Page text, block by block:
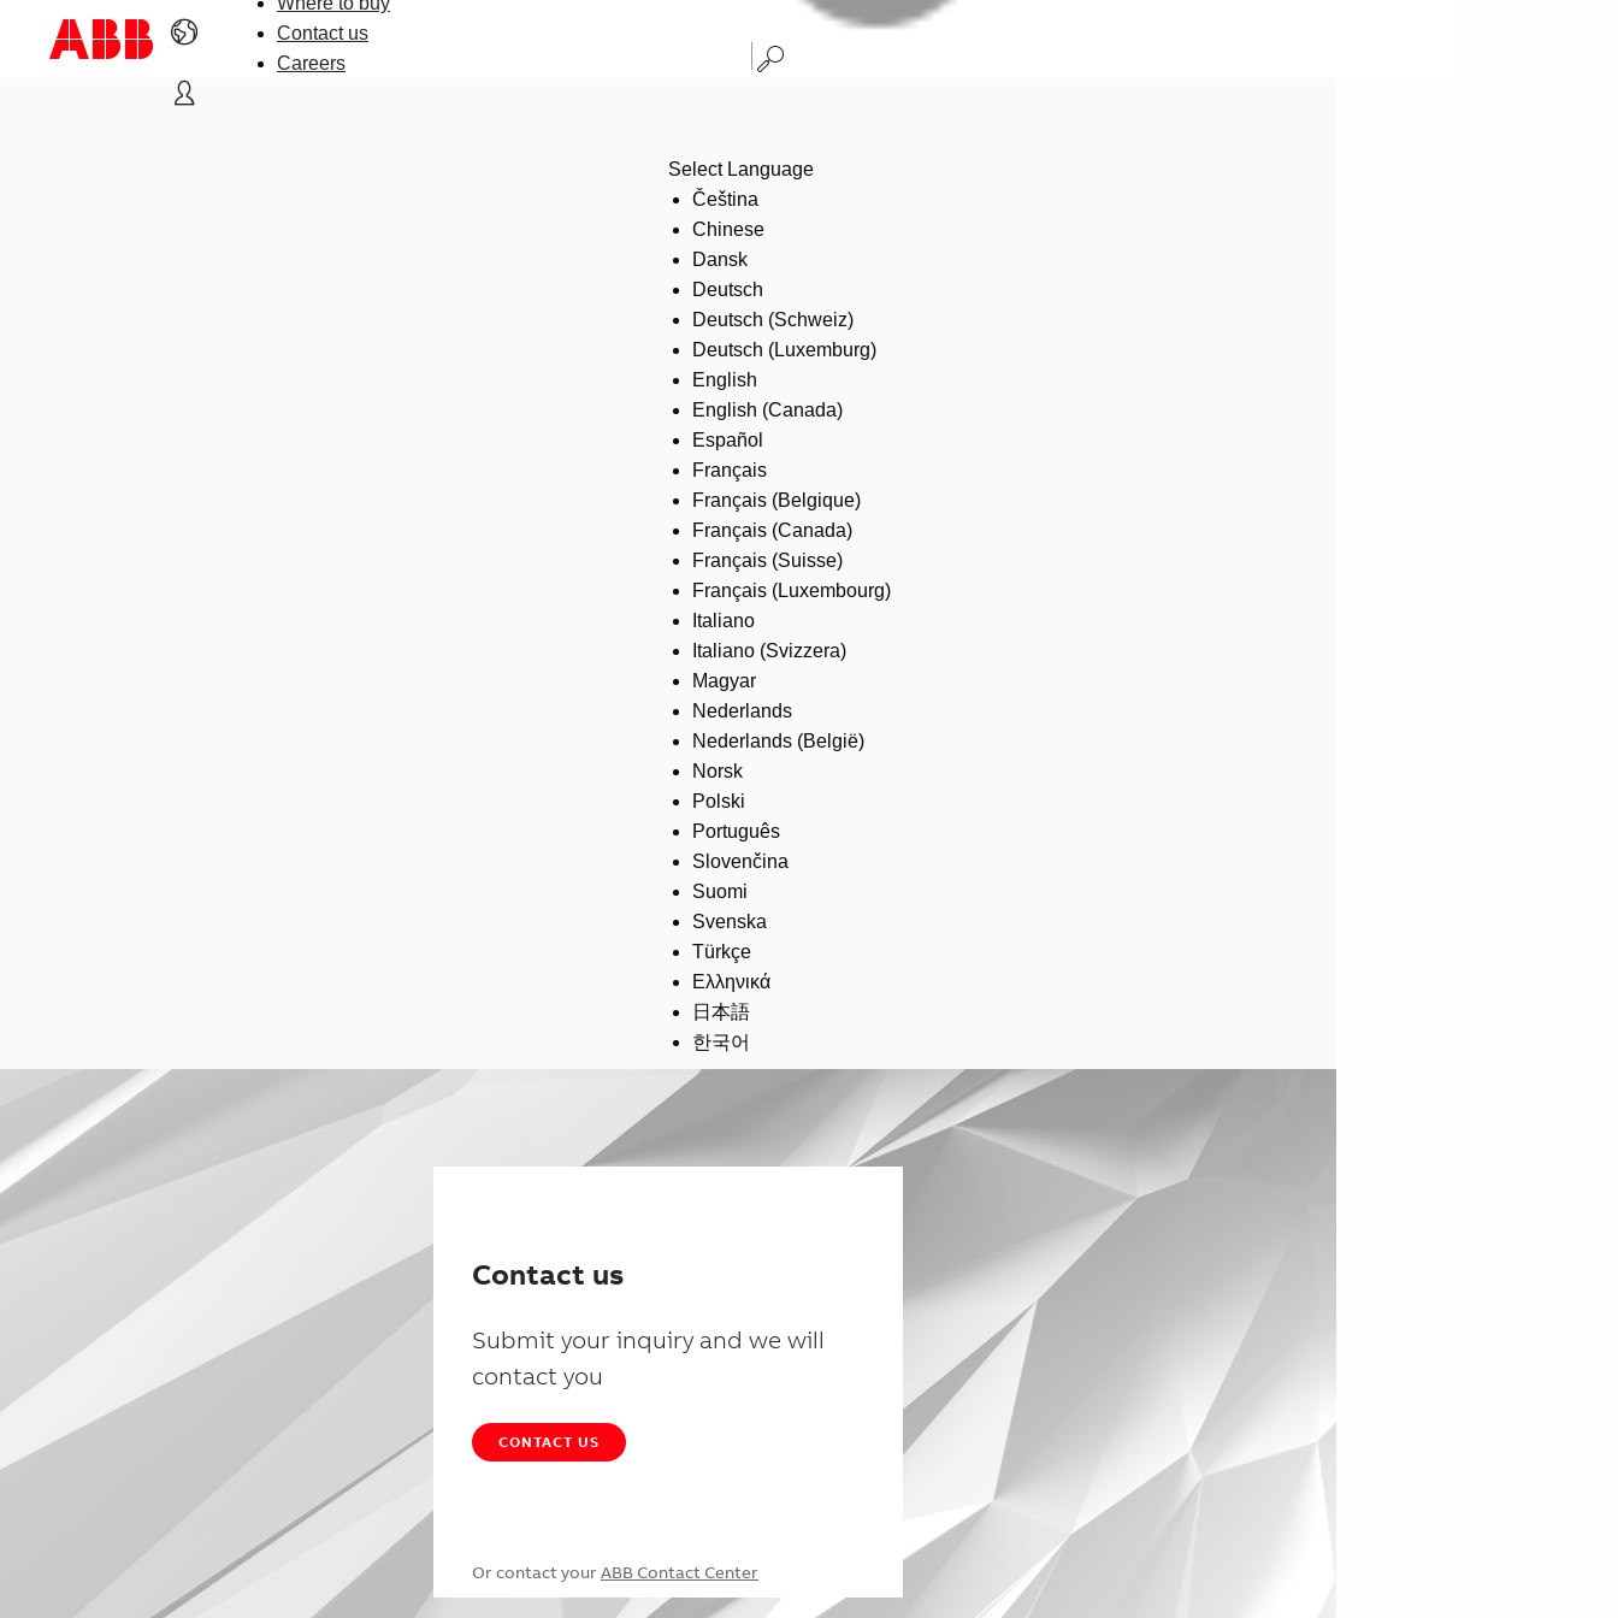
Contact us
Careers
Select Language
Čeština
Chinese
Dansk
Deutsch
Deutsch (Schweiz)
Deutsch (Luxemburg)
English
English (Canada)
Español
Français
Français (Belgique)
Français (Canada)
Français (Suisse)
Français (Luxembourg)
Italiano
Italiano (Svizzera)
Magyar
Nederlands
Nederlands (België)
Norsk
Polski
Português
Slovenčina
Suomi
Svenska
Türkçe
Ελληνικά
日本語
한국어
Contact us
Submit your inquiry and we will
contact you
CONTACT US
Or contact your ABB Contact Center